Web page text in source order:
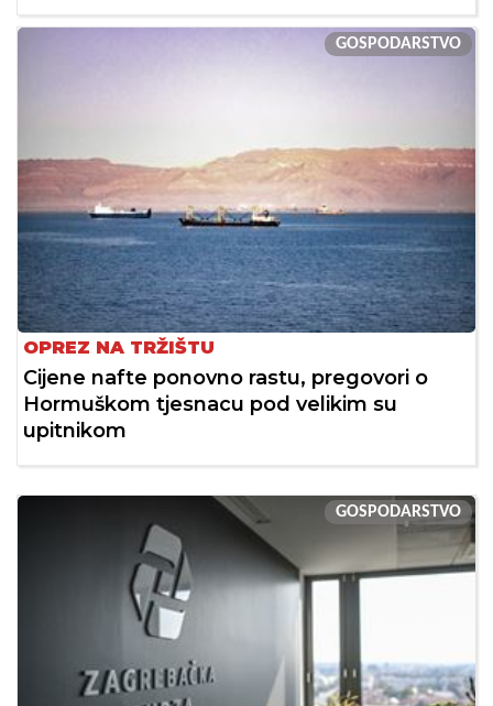
GOSPODARSTVO
OPREZ NA TRŽIŠTU
Cijene nafte ponovno rastu, pregovori o
Hormuškom tjesnacu pod velikim su
upitnikom
GOSPODARSTVO